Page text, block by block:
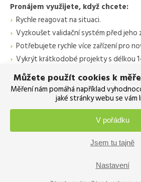
Můžete použít cookies k
Měření nám pomáhá například
jaké stránky webu se vám
V pořádku
Jsem tu tajně
Nastavení
Pronájem využijete, když chcete:
Rychle reagovat na situaci.
Vyzkoušet validační systém před jeho
Potřebujete rychle více zařízení pro
Vykrýt krátkodobé projekty s délkou
Další zařízení, zatímco se vaše zařízení
ZJISTĚTE VÍCE
Servis validačních systémů
Samozřejmostí je u nás kvalitní